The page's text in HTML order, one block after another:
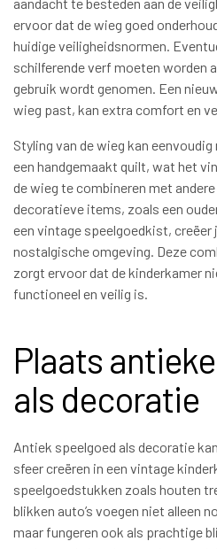
ervoor dat de wieg goed
huidige veiligheidsnormen.
schilferende verf moeten worden
gebruik wordt genomen. Een
wieg past, kan extra comfort en
Styling van de wieg kan
een handgemaakt quilt, wat het
de wieg te combineren met
decoratieve items, zoals een
een vintage speelgoedkist, creëer
nostalgische omgeving. Deze
zorgt ervoor dat de kinderkamer
functioneel en veilig is.
Plaats
als decoratie
Antiek speelgoed als decoratie
sfeer creëren in een vintage
speelgoedstukken zoals houten
blikken auto’s voegen niet alleen
maar fungeren ook als prachtige